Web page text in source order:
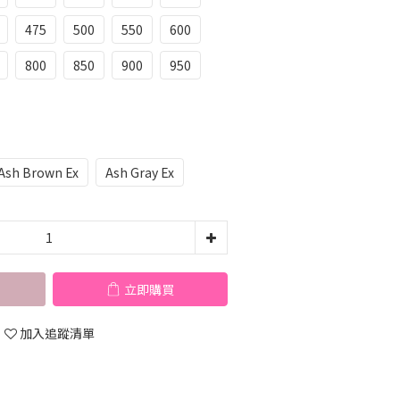
475
500 550
600
800
850 900 950
Brown Ex Ash Gray Ex
立即購買
加入追蹤清單